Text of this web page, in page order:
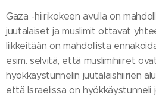
Gaza -hiirikokeen avulla on
juutalaiset ja muslimit ottavat
liikkeitään on mahdollista
esim. selvitä, että muslimihiiret
hyökkäystunnelin juutalaishiirien
että Israelissa on hyökkäystunneli